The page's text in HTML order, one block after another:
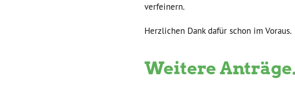
verfeinern.
Herzlichen Dank dafür schon im Voraus.
Weitere Anträge.